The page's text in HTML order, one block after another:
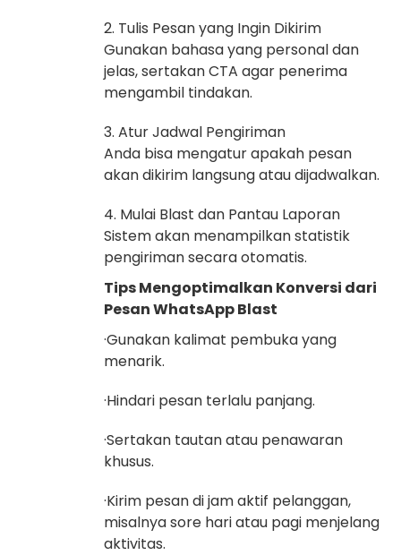
2. Tulis Pesan yang Ingin Dikirim
Gunakan bahasa yang personal dan
jelas, sertakan CTA agar penerima
mengambil tindakan.
3. Atur Jadwal Pengiriman
Anda bisa mengatur apakah pesan
akan dikirim langsung atau dijadwalkan.
4. Mulai Blast dan Pantau Laporan
Sistem akan menampilkan statistik
pengiriman secara otomatis.
Tips Mengoptimalkan Konversi dari
Pesan WhatsApp Blast
·Gunakan kalimat pembuka yang
menarik.
·Hindari pesan terlalu panjang.
·Sertakan tautan atau penawaran
khusus.
·Kirim pesan di jam aktif pelanggan,
misalnya sore hari atau pagi menjelang
aktivitas.